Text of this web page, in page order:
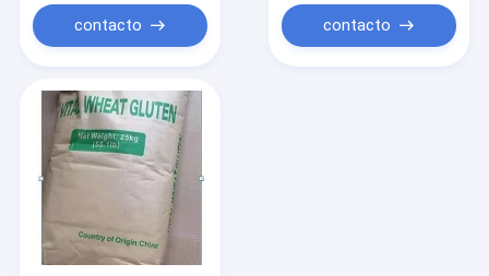
contacto contacto